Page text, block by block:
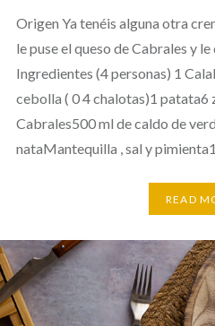
Origen Ya tenéis alguna otra
le puse el queso de Cabrales y
Ingredientes (4 personas) 1
cebolla ( 0 4 chalotas)1 patata6
Cabrales500 ml de caldo de
nataMantequilla , sal y
READ